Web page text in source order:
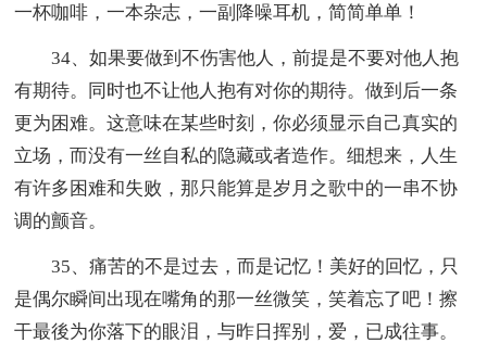
一杯咖啡，一本杂志，一副降噪耳机，简简单单！
34、如果要做到不伤害他人，前提是不要对他人抱
有期待。同时也不让他人抱有对你的期待。做到后一条
更为困难。这意味在某些时刻，你必须显示自己真实的
立场，而没有一丝自私的隐藏或者造作。细想来，人生
有许多困难和失败，那只能算是岁月之歌中的一串不协
调的颤音。
35、痛苦的不是过去，而是记忆！美好的回忆，只
是偶尔瞬间出现在嘴角的那一丝微笑，笑着忘了吧！擦
干最後为你落下的眼泪，与昨日挥别，爱，已成往事。